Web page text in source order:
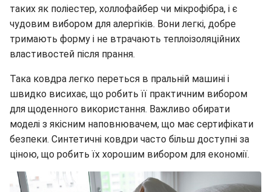
таких як поліестер, холлофайбер чи мікрофібра, і є
чудовим вибором для алергіків. Вони легкі, добре
тримають форму і не втрачають теплоізоляційних
властивостей після прання.
Така ковдра легко переться в пральній машині і
швидко висихає, що робить її практичним вибором
для щоденного використання. Важливо обирати
моделі з якісним наповнювачем, що має сертифікати
безпеки. Синтетичні ковдри часто більш доступні за
ціною, що робить їх хорошим вибором для економії.